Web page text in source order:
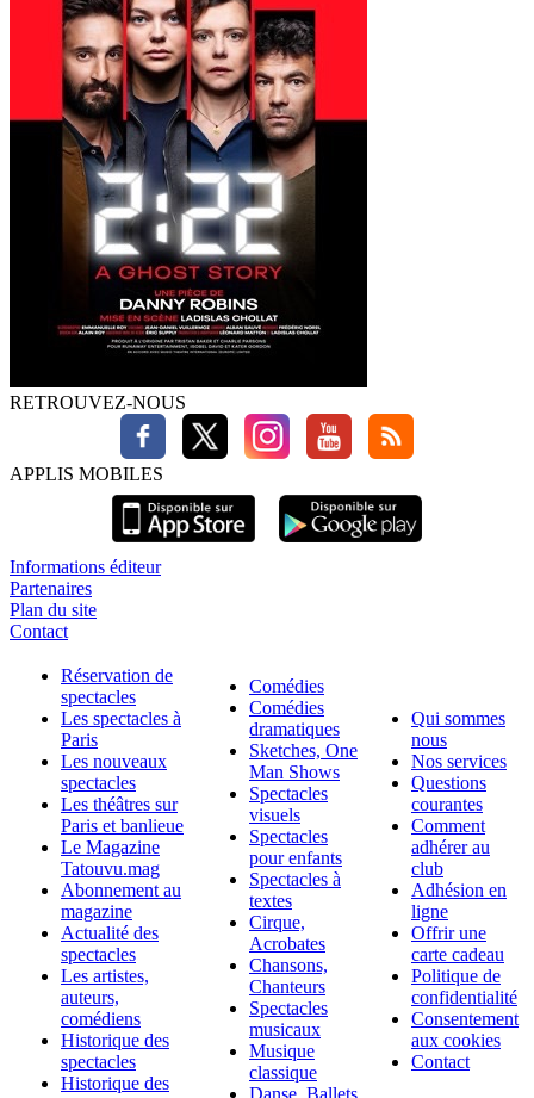
RETROUVEZ-NOUS
APPLIS MOBILES
Informations éditeur
Partenaires
Plan du site
Contact
Réservation de
spectacles
Les spectacles à
Paris
Les nouveaux
spectacles
Les théâtres sur
Paris et banlieue
Le Magazine
Tatouvu.mag
Abonnement au
magazine
Actualité des
spectacles
Les artistes,
auteurs,
comédiens
Historique des
spectacles
Historique des
Comédies
Comédies
dramatiques
Sketches, One
Man Shows
Spectacles
visuels
Spectacles
pour enfants
Spectacles à
textes
Cirque,
Acrobates
Chansons,
Chanteurs
Spectacles
musicaux
Musique
classique
Qui sommes
nous
Nos services
Questions
courantes
Comment
adhérer au
club
Adhésion en
ligne
Offrir une
carte cadeau
Politique de
confidentialité
Consentement
aux cookies
Contact